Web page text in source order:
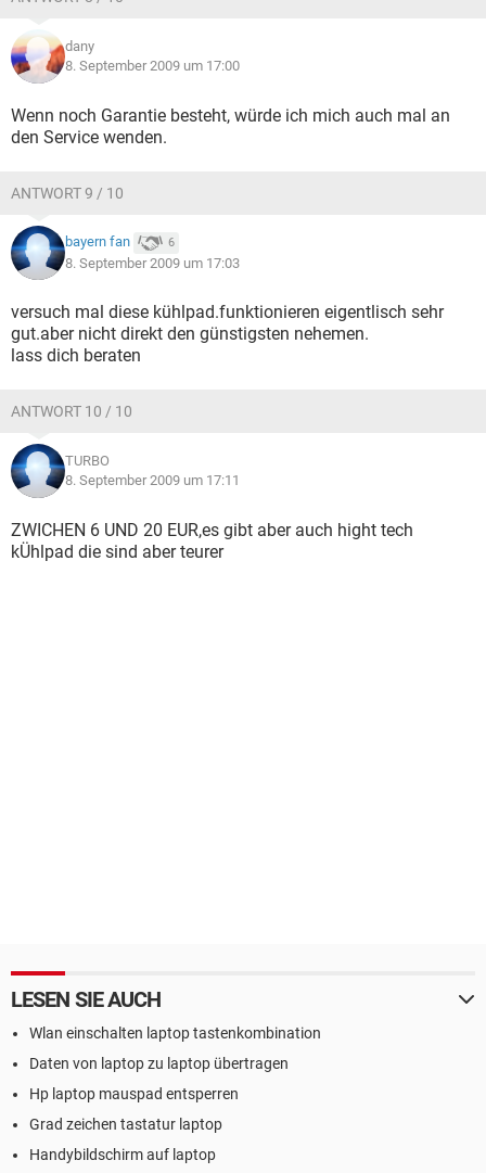
dany
8. September 2009 um 17:00
Wenn noch Garantie besteht, würde ich mich auch mal an
den Service wenden.
ANTWORT 9 / 10
bayern fan 6
8. September 2009 um 17:03
versuch mal diese kühlpad.funktionieren eigentlisch sehr
gut.aber nicht direkt den günstigsten nehemen.
lass dich beraten
ANTWORT 10 / 10
TURBO
8. September 2009 um 17:11
ZWICHEN 6 UND 20 EUR,es gibt aber auch hight tech
kÜhlpad die sind aber teurer
LESEN SIE AUCH
Wlan einschalten laptop tastenkombination
Daten von laptop zu laptop übertragen
Hp laptop mauspad entsperren
Grad zeichen tastatur laptop
Handybildschirm auf laptop